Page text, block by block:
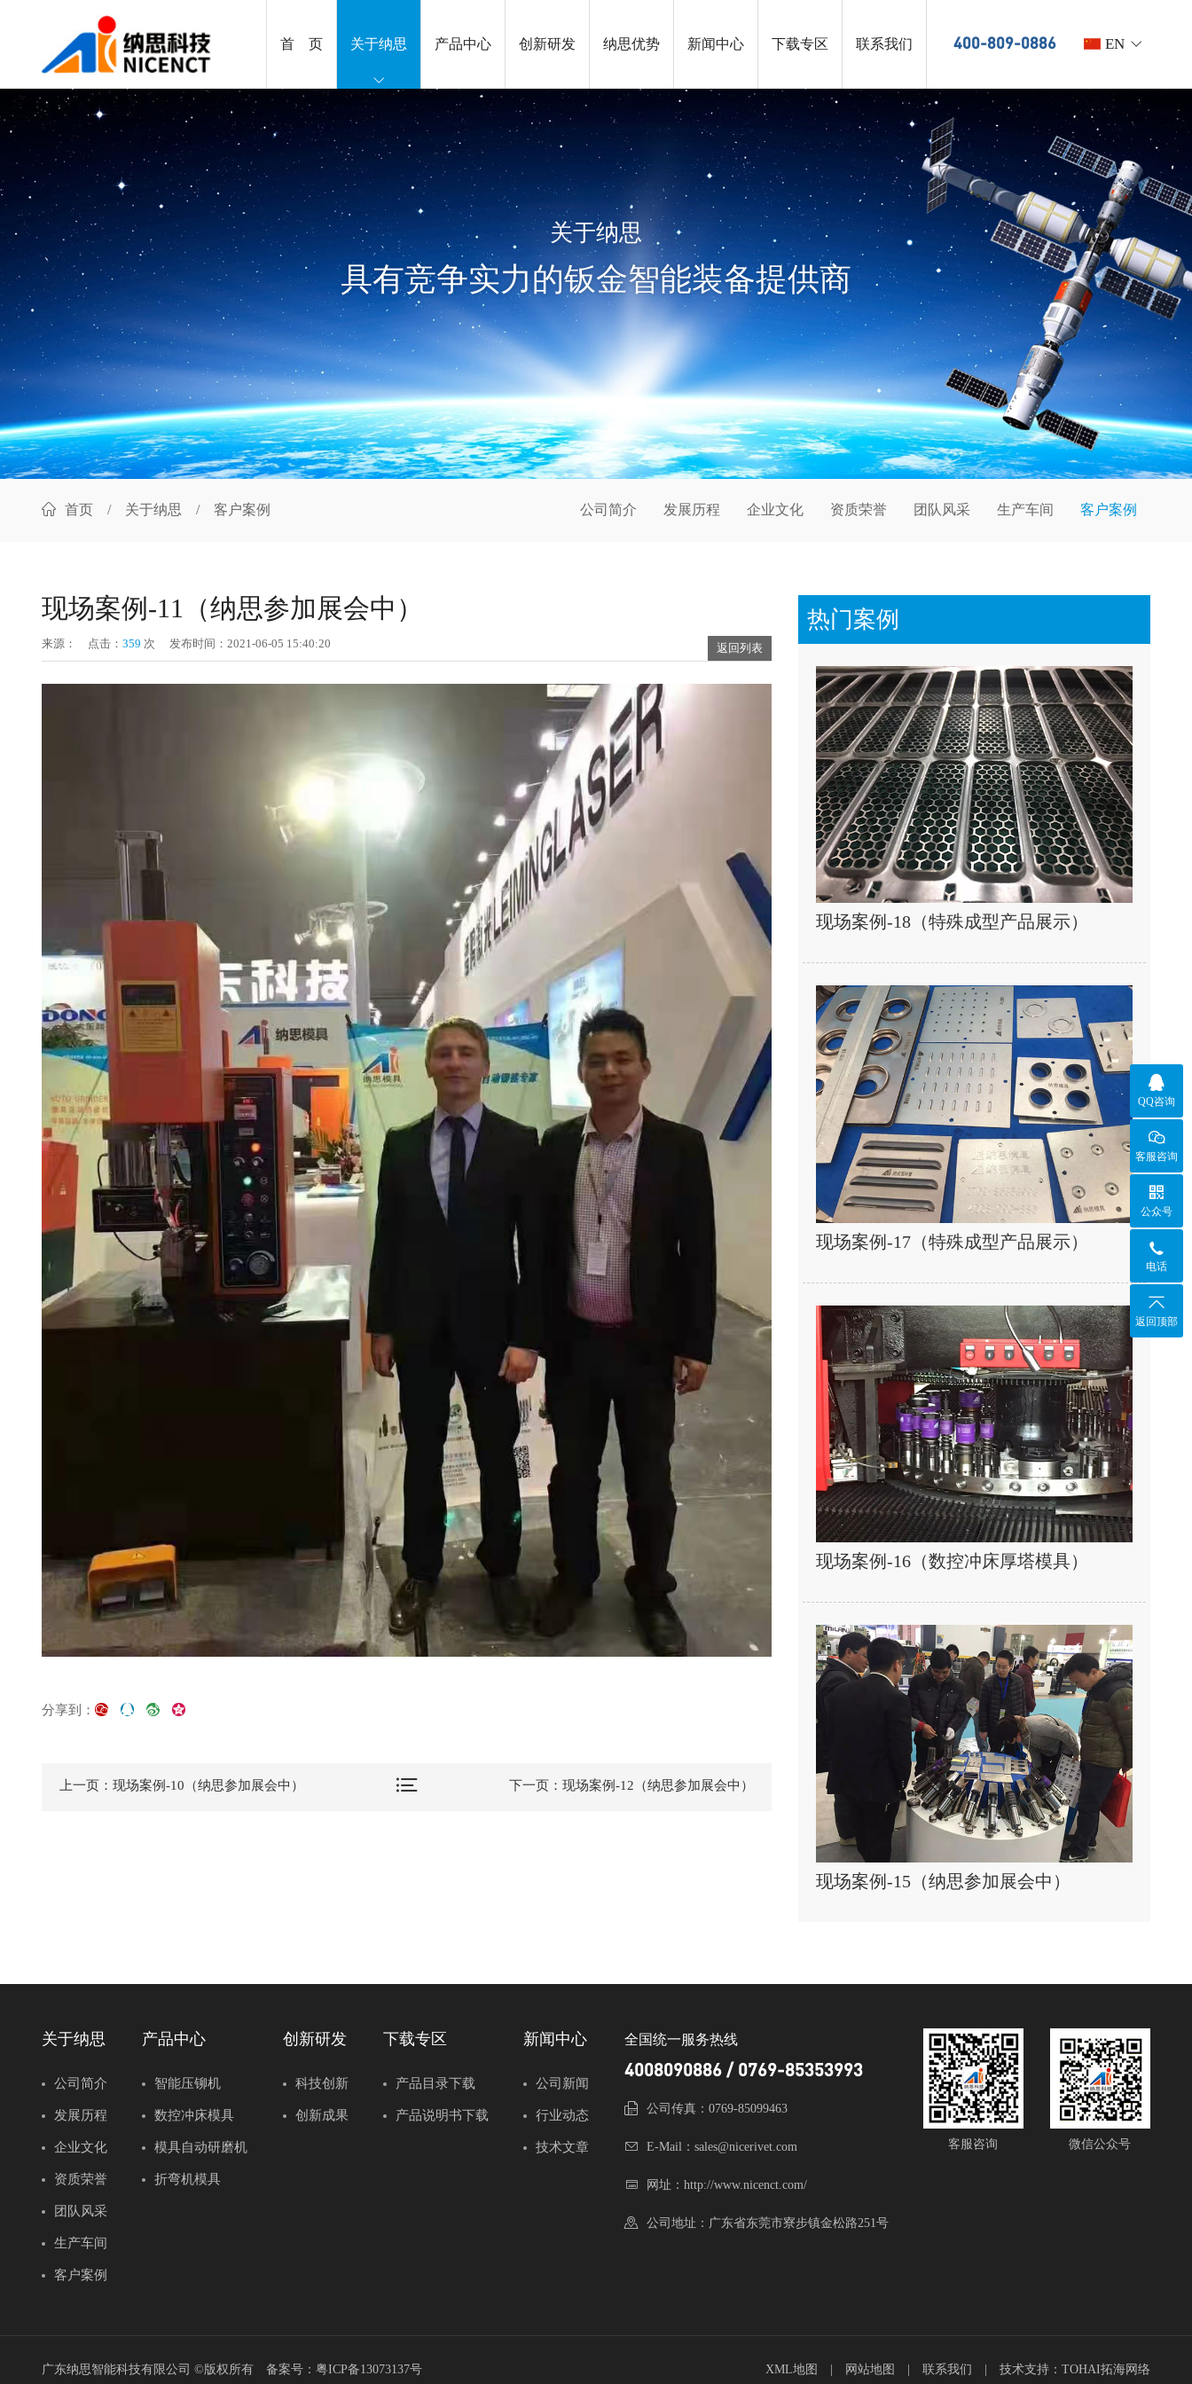
首 页 关于纳思 产品中心 创新研发 纳思优势 新闻中心 下载专区 联系我们 400-809-0886 EN
关于纳思
具有竞争实力的钣金智能装备提供商
首页 / 关于纳思 / 客户案例 公司简介 发展历程 企业文化 资质荣誉 团队风采 生产车间 客户案例
现场案例-11（纳思参加展会中）
来源： 点击：359 次 发布时间：2021-06-05 15:40:20 返回列表
分享到：   
上一页：现场案例-10（纳思参加展会中） 下一页：现场案例-12（纳思参加展会中）
热门案例
现场案例-18（特殊成型产品展示）
现场案例-17（特殊成型产品展示）
现场案例-16（数控冲床厚塔模具）
现场案例-15（纳思参加展会中）
关于纳思
公司简介
发展历程
企业文化
资质荣誉
团队风采
生产车间
客户案例
产品中心
智能压铆机
数控冲床模具
模具自动研磨机
折弯机模具
创新研发
科技创新
创新成果
下载专区
产品目录下载
产品说明书下载
新闻中心
公司新闻
行业动态
技术文章
全国统一服务热线
4008090886 / 0769-85353993
公司传真：0769-85099463
E-Mail：sales@nicerivet.com
网址：http://www.nicenct.com/
公司地址：广东省东莞市寮步镇金松路251号
客服咨询 微信公众号
广东纳思智能科技有限公司 ©版权所有 备案号：粤ICP备13073137号 XML地图 网站地图 联系我们 | 技术支持： TOHAI拓海网络

QQ咨询
客服咨询

公众号

电话

返回顶部